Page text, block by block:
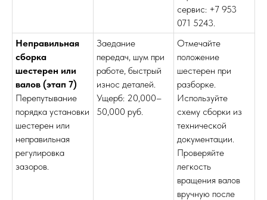
сервис: +7 953
071 5243.
Неправильная
сборка
шестерен или
валов (этап 7)
Перепутывание
порядка установки
шестерен или
неправильная
регулировка
зазоров.
Заедание
передач, шум при
работе, быстрый
износ деталей.
Ущерб: 20,000–
50,000 руб.
Отмечайте
положение
шестерен при
разборке.
Используйте
схему сборки из
технической
документации.
Проверяйте
легкость
вращения валов
вручную после